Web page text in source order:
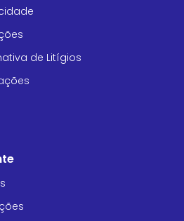
de Litígios